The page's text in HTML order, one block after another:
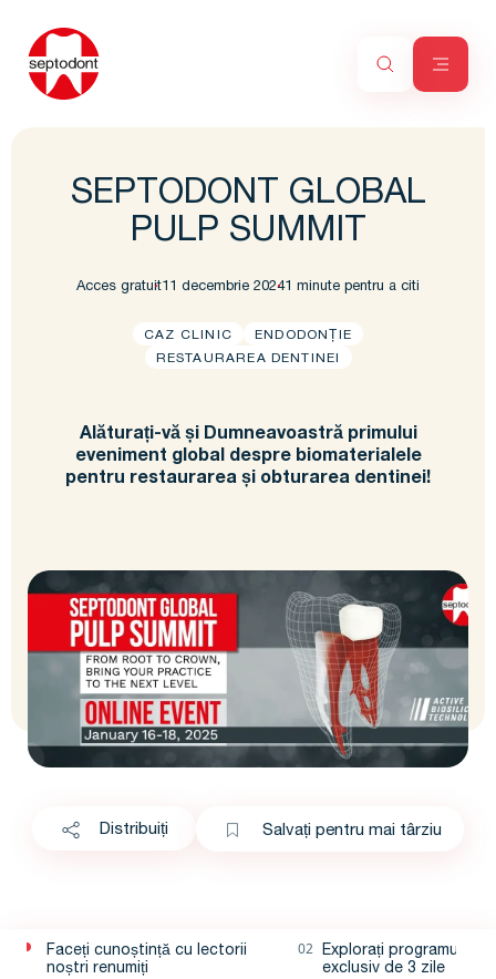
SEPTODONT GLOBAL
PULP SUMMIT
Acces gratuit11 decembrie 20241 minute pentru a citi
CAZ CLINIC
ENDODONȚIE
RESTAURAREA DENTINEI
Alăturați-vă și Dumneavoastră primului
eveniment global despre biomaterialele
pentru restaurarea și obturarea dentinei!
Distribuiți Salvați pentru mai târziu
Faceți cunoștință cu lectorii
noștri renumiți
Explorați programul
exclusiv de 3 zile